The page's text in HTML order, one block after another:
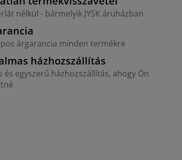
nélkül - bármelyik JYSK áruházban
árgarancia minden termékre
házhozszállítás
és egyszerű házhozszállítás, ahogy Ön